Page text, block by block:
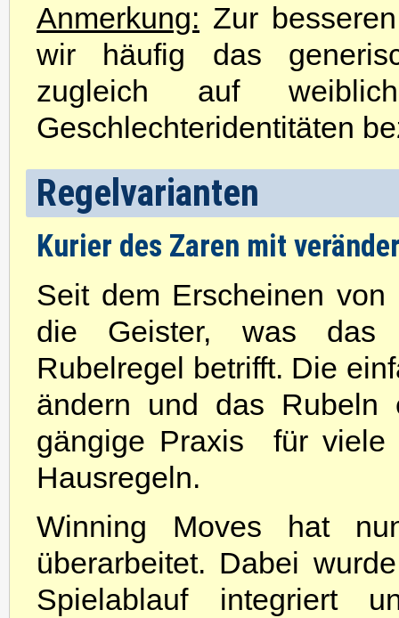
Anmerkung: Zur
wir häufig das
zugleich auf
Geschlechteridentitäten
Regelvarianten
Kurier des Zaren mit
Seit dem Erscheinen
die Geister, was das
Rubelregel betrifft. Die
ändern und das Rubeln
gängige Praxis ­ für viele
Hausregeln.
Winning Moves hat
überarbeitet. Dabei
Spielablauf integriert